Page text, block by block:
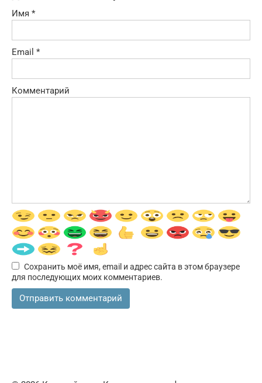
Имя *
Email *
Комментарий
Сохранить моё имя, email и адрес сайта в этом браузере
для последующих моих комментариев.